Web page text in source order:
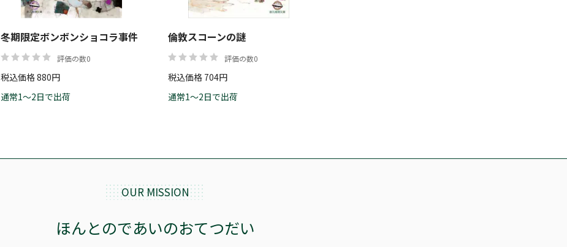
冬期限定ボンボンショコラ事件
評価の数0
税込価格 880円
通常1～2日で出荷
倫敦スコーンの謎
評価の数0
税込価格 704円
通常1～2日で出荷
OUR MISSION
ほんとのであいのおてつだい